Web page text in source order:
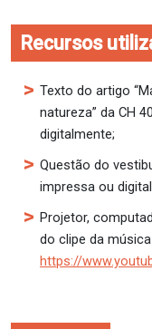
Recursos
Texto do artigo
natureza” da CH
digitalmente;
Questão do
impressa ou
Projetor,
do clipe da
https://